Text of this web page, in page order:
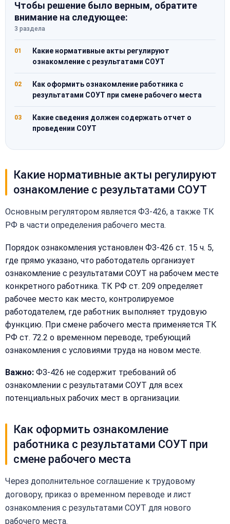
Чтобы решение было верным, обратите
внимание на следующее:
3 раздела
01
Какие нормативные акты регулируют
ознакомление с результатами СОУТ
02
Как оформить ознакомление работника с
результатами СОУТ при смене рабочего места
03
Какие сведения должен содержать отчет о
проведении СОУТ
Какие нормативные акты регулируют
ознакомление с результатами СОУТ
Основным регулятором является ФЗ-426, а также ТК
РФ в части определения рабочего места.
Порядок ознакомления установлен ФЗ-426 ст. 15 ч. 5,
где прямо указано, что работодатель организует
ознакомление с результатами СОУТ на рабочем месте
конкретного работника. ТК РФ ст. 209 определяет
рабочее место как место, контролируемое
работодателем, где работник выполняет трудовую
функцию. При смене рабочего места применяется ТК
РФ ст. 72.2 о временном переводе, требующий
ознакомления с условиями труда на новом месте.
Важно: ФЗ-426 не содержит требований об
ознакомлении с результатами СОУТ для всех
потенциальных рабочих мест в организации.
Как оформить ознакомление
работника с результатами СОУТ при
смене рабочего места
Через дополнительное соглашение к трудовому
договору, приказ о временном переводе и лист
ознакомления с результатами СОУТ для нового
рабочего места.